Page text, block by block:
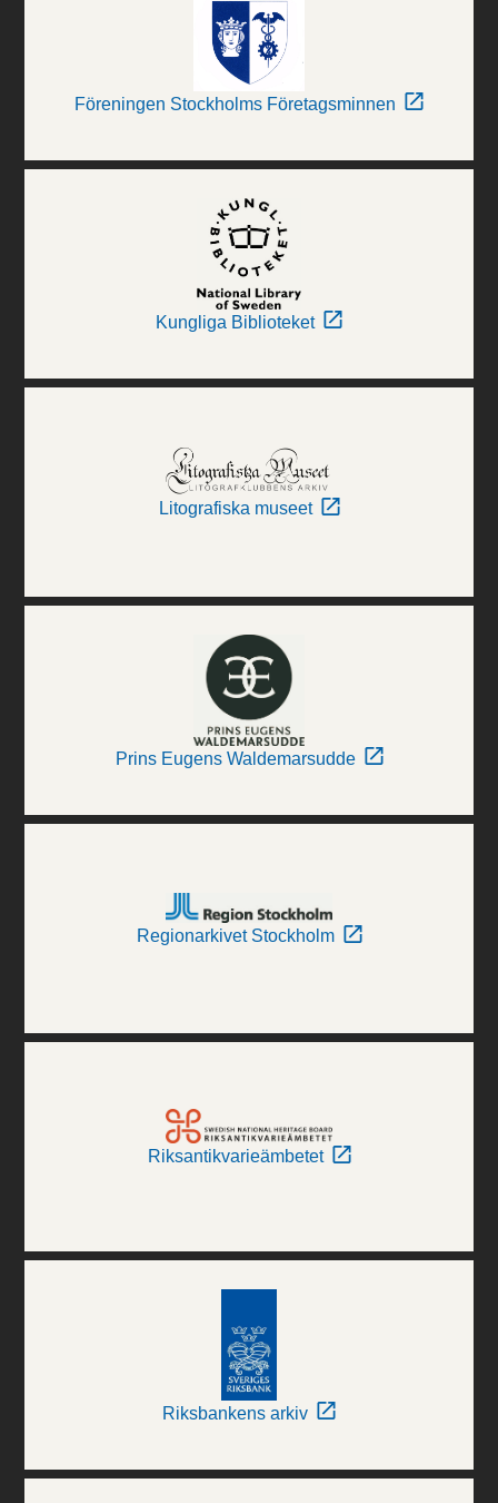
Föreningen Stockholms Företagsminnen
Kungliga Biblioteket
Litografiska museet
Prins Eugens Waldemarsudde
Regionarkivet Stockholm
Riksantikvarieämbetet
Riksbankens arkiv